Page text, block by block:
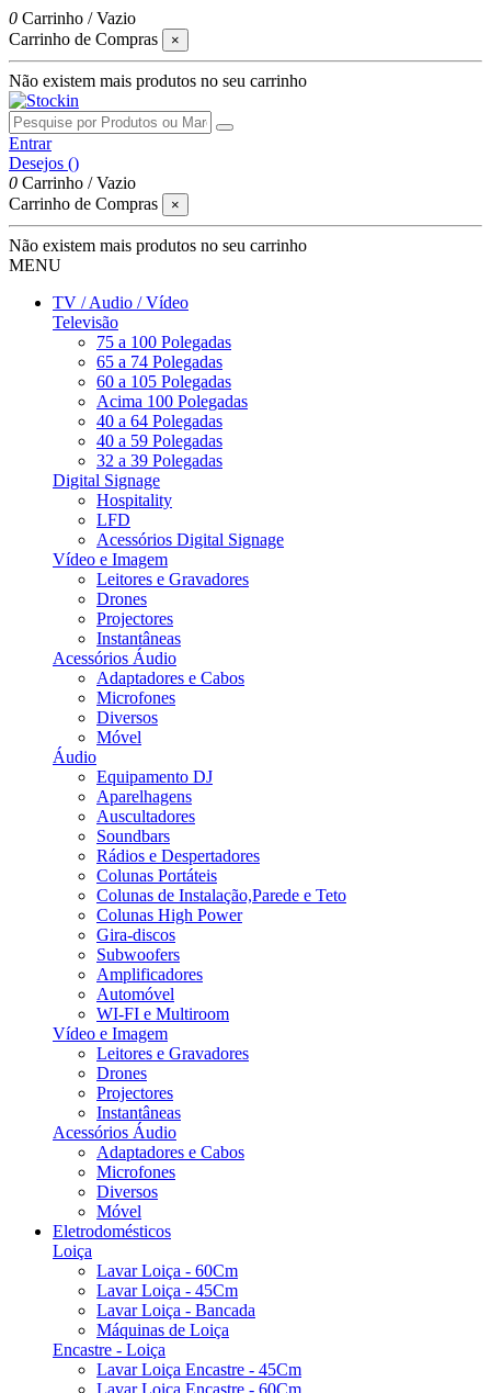
0 Carrinho /Vazio
Carrinho de Compras
×
Não existem mais produtos no seu carrinho
Entrar
Desejos ()
0 Carrinho /Vazio
Carrinho de Compras
×
Não existem mais produtos no seu carrinho
MENU
TV / Audio / Vídeo
Televisão
75 a 100 Polegadas
65 a 74 Polegadas
60 a 105 Polegadas
Acima 100 Polegadas
40 a 64 Polegadas
40 a 59 Polegadas
32 a 39 Polegadas
Digital Signage
Hospitality
LFD
Acessórios Digital Signage
Vídeo e Imagem
Leitores e Gravadores
Drones
Projectores
Instantâneas
Acessórios Áudio
Adaptadores e Cabos
Microfones
Diversos
Móvel
Áudio
Equipamento DJ
Aparelhagens
Auscultadores
Soundbars
Rádios e Despertadores
Colunas Portáteis
Colunas de Instalação,Parede e Teto
Colunas High Power
Gira-discos
Subwoofers
Amplificadores
Automóvel
WI-FI e Multiroom
Vídeo e Imagem
Leitores e Gravadores
Drones
Projectores
Instantâneas
Acessórios Áudio
Adaptadores e Cabos
Microfones
Diversos
Móvel
Eletrodomésticos
Loiça
Lavar Loiça - 60Cm
Lavar Loiça - 45Cm
Lavar Loiça - Bancada
Máquinas de Loiça
Encastre - Loiça
Lavar Loiça Encastre - 45Cm
Lavar Loiça Encastre - 60Cm